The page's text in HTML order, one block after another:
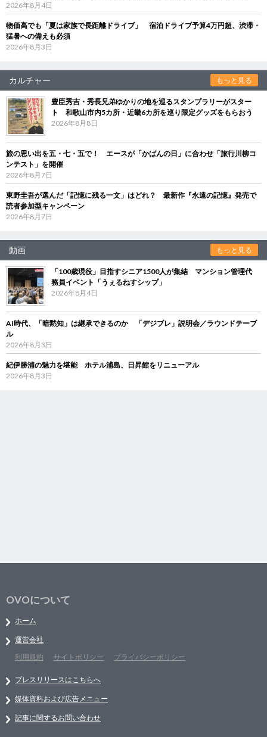
2026年8月4日
物価高でも「夏は家族で長距離ドライブ」 宿泊ドライブ予算4万円超、渋滞・
猛暑への備えも必須
2026年8月3日
カルチャー もっと見る
豊臣秀吉・秀長兄弟ゆかりの地を巡るスタンプラリーがスター
ト 和歌山市内5カ所・近畿6カ所を巡り限定グッズをもらおう
2026年8月8日
旅の思い出を五・七・五で！ エースが「かばんの日」に合わせ「旅行川柳コ
ンテスト」を開催
2026年8月7日
東野圭吾が選んだ「記憶に残る一文」はどれ？ 最新作『永遠の記憶』発売で
読者参加型キャンペーン
2026年8月7日
動画 もっと見る
「100歳現役」目指すシニア1500人が集結 マンション管理代
務員イベント「うぇるねすシップ」
2026年8月4日
AI時代、「暗黙知」は継承できるのか 「デジブレ」説明会／ラウンドテーブ
ル
2026年8月3日
紀伊勝浦の魅力を堪能 ホテル浦島、日昇館をリニューアル
2026年8月3日
OVOについて
ホーム
運営会社
利用規約
サイトポリシー プライバシーポリシー
プレスリリースはこちらへ
媒体資料および広告メニュー
記事に関するお問い合わせ